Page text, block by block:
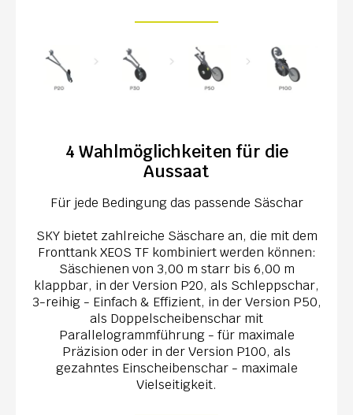
4 Wahlmöglichkeiten für die
Aussaat
Für jede Bedingung das passende Säschar
SKY bietet zahlreiche Säschare an, die mit dem
Fronttank XEOS TF kombiniert werden können:
Säschienen von 3,00 m starr bis 6,00 m
klappbar, in der Version P20, als Schleppschar,
3-reihig - Einfach & Effizient, in der Version P50,
als Doppelscheibenschar mit
Parallelogrammführung - für maximale
Präzision oder in der Version P100, als
gezahntes Einscheibenschar - maximale
Vielseitigkeit.